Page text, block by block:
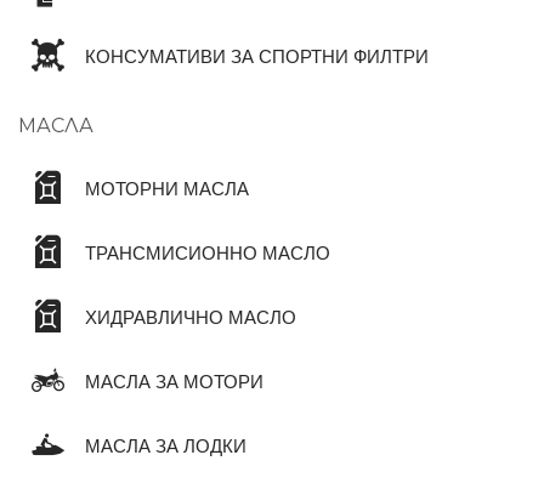
КОНСУМАТИВИ ЗА СПОРТНИ ФИЛТРИ
МАСЛА
МОТОРНИ МАСЛА
ТРАНСМИСИОННО МАСЛО
ХИДРАВЛИЧНО МАСЛО
МАСЛА ЗА МОТОРИ
МАСЛА ЗА ЛОДКИ